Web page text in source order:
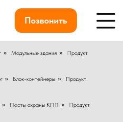
» Модульные здания » Продукт
» Блок-контейнеры » Продукт
» Посты охраны КПП » Продукт